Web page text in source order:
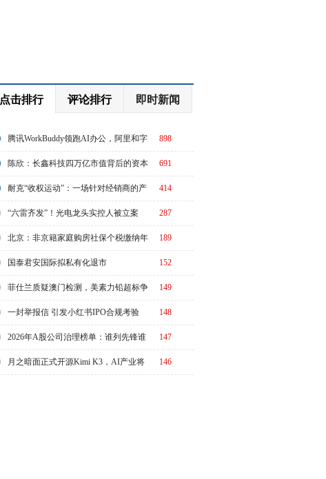
点击排行 评论排行 即时新闻
898
腾讯WorkBuddy领跑AI办公，阿里和字
节急了？ 691
陈欣：长鑫科技四万亿市值背后的资本
与周期 414
耐克“收权运动”：一场针对经销商的产
业链价值重估 287
“六雷齐发”！光电龙头实控人被立案
189
北京：非京籍家庭购房社保个税缴纳年
限下调为一年，公积金贷款额度最高340
万元
152
国泰君安国际拟私有化退市
149
菲仕兰质疑澳门检测，美素力铅超标争
议升级 148
一封举报信 引发小红书IPO合规考验
147
2026年A股公司治理榜单：谁列先锋谁
待改善？|ESG榜单 146
月之暗面正式开源Kimi K3，AI产业将